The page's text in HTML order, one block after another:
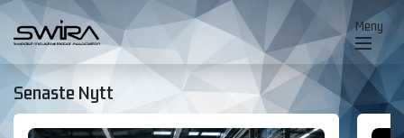
Skip to content
Meny
Senaste Nytt